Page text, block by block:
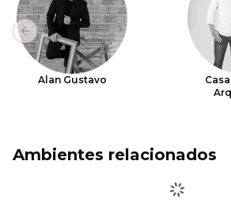
Alan Gustavo
Previous slide
Ambientes relacionados